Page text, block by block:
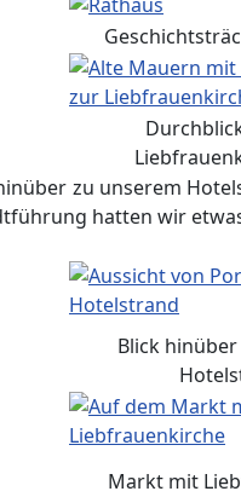
zu unserem
hatten wir
Blick
Markt mit